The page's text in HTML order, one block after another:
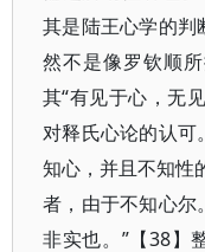
其是陆王心学的判
然不是像罗钦顺
其“有见于心，无
对释氏心论的认可
知心，并且不知性
者，由于不知心尔
非实也。”【38】